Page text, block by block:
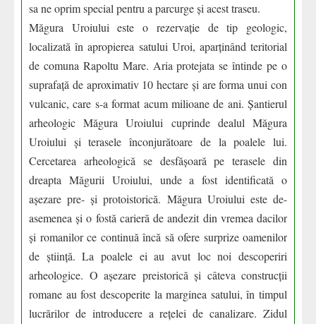
sa ne oprim special pentru a parcurge și acest traseu.
Măgura Uroiului este o rezervație de tip geologic,
localizată în apropierea satului Uroi, aparținând teritorial
de comuna Rapoltu Mare. Aria protejata se întinde pe o
suprafață de aproximativ 10 hectare și are forma unui con
vulcanic, care s-a format acum milioane de ani. Șantierul
arheologic Măgura Uroiului cuprinde dealul Măgura
Uroiului și terasele înconjurătoare de la poalele lui.
Cercetarea arheologică se desfășoară pe terasele din
dreapta Măgurii Uroiului, unde a fost identificată o
așezare pre- și protoistorică. Măgura Uroiului este de-
asemenea și o fostă carieră de andezit din vremea dacilor
și romanilor ce continuă încă să ofere surprize oamenilor
de știință. La poalele ei au avut loc noi descoperiri
arheologice. O așezare preistorică și câteva construcții
romane au fost descoperite la marginea satului, în timpul
lucrărilor de introducere a rețelei de canalizare. Zidul